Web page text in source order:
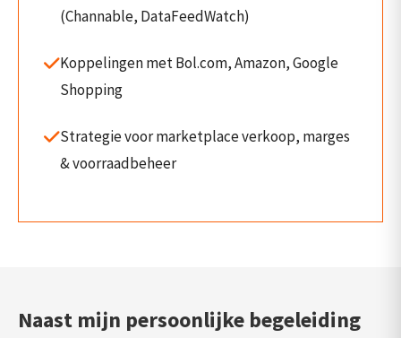
(Channable, DataFeedWatch)
Koppelingen met Bol.com, Amazon, Google
Shopping
Strategie voor marketplace verkoop, marges
& voorraadbeheer
Naast mijn persoonlijke begeleiding